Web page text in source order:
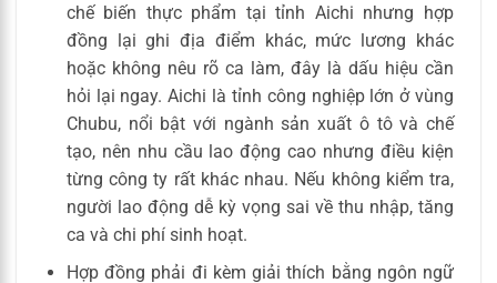
chế biến thực phẩm tại tỉnh Aichi nhưng hợp
đồng lại ghi địa điểm khác, mức lương khác
hoặc không nêu rõ ca làm, đây là dấu hiệu cần
hỏi lại ngay. Aichi là tỉnh công nghiệp lớn ở vùng
Chubu, nổi bật với ngành sản xuất ô tô và chế
tạo, nên nhu cầu lao động cao nhưng điều kiện
từng công ty rất khác nhau. Nếu không kiểm tra,
người lao động dễ kỳ vọng sai về thu nhập, tăng
ca và chi phí sinh hoạt.
Hợp đồng phải đi kèm giải thích bằng ngôn ngữ